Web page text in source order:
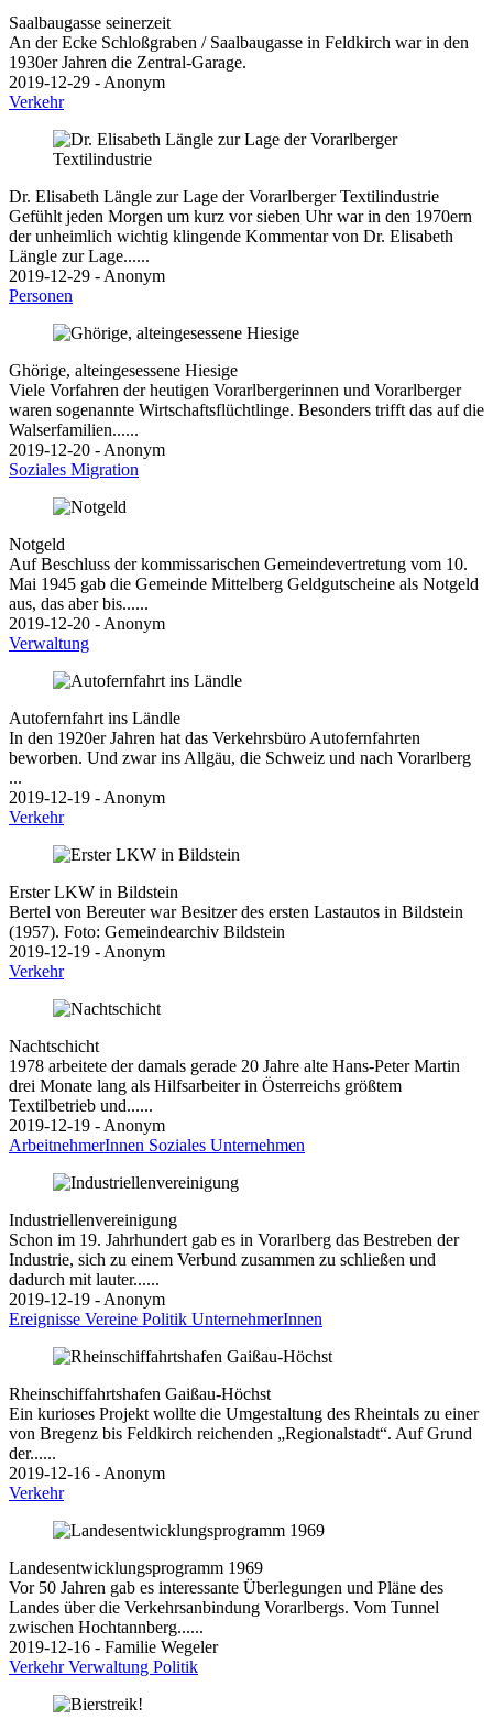
Saalbaugasse seinerzeit
An der Ecke Schloßgraben / Saalbaugasse in Feldkirch war in den
1930er Jahren die Zentral-Garage.
2019-12-29 - Anonym
Verkehr
Dr. Elisabeth Längle zur Lage der Vorarlberger Textilindustrie
Gefühlt jeden Morgen um kurz vor sieben Uhr war in den 1970ern
der unheimlich wichtig klingende Kommentar von Dr. Elisabeth
Längle zur Lage......
2019-12-29 - Anonym
Personen
Ghörige, alteingesessene Hiesige
Viele Vorfahren der heutigen Vorarlbergerinnen und Vorarlberger
waren sogenannte Wirtschaftsflüchtlinge. Besonders trifft das auf die
Walserfamilien......
2019-12-20 - Anonym
Soziales Migration
Notgeld
Auf Beschluss der kommissarischen Gemeindevertretung vom 10.
Mai 1945 gab die Gemeinde Mittelberg Geldgutscheine als Notgeld
aus, das aber bis......
2019-12-20 - Anonym
Verwaltung
Autofernfahrt ins Ländle
In den 1920er Jahren hat das Verkehrsbüro Autofernfahrten
beworben. Und zwar ins Allgäu, die Schweiz und nach Vorarlberg
...
2019-12-19 - Anonym
Verkehr
Erster LKW in Bildstein
Bertel von Bereuter war Besitzer des ersten Lastautos in Bildstein
(1957). Foto: Gemeindearchiv Bildstein
2019-12-19 - Anonym
Verkehr
Nachtschicht
1978 arbeitete der damals gerade 20 Jahre alte Hans-Peter Martin
drei Monate lang als Hilfsarbeiter in Österreichs größtem
Textilbetrieb und......
2019-12-19 - Anonym
ArbeitnehmerInnen Soziales Unternehmen
Industriellenvereinigung
Schon im 19. Jahrhundert gab es in Vorarlberg das Bestreben der
Industrie, sich zu einem Verbund zusammen zu schließen und
dadurch mit lauter......
2019-12-19 - Anonym
Ereignisse Vereine Politik UnternehmerInnen
Rheinschiffahrtshafen Gaißau-Höchst
Ein kurioses Projekt wollte die Umgestaltung des Rheintals zu einer
von Bregenz bis Feldkirch reichenden „Regionalstadt“. Auf Grund
der......
2019-12-16 - Anonym
Verkehr
Landesentwicklungsprogramm 1969
Vor 50 Jahren gab es interessante Überlegungen und Pläne des
Landes über die Verkehrsanbindung Vorarlbergs. Vom Tunnel
zwischen Hochtannberg......
2019-12-16 - Familie Wegeler
VerkehrVerwaltung Politik